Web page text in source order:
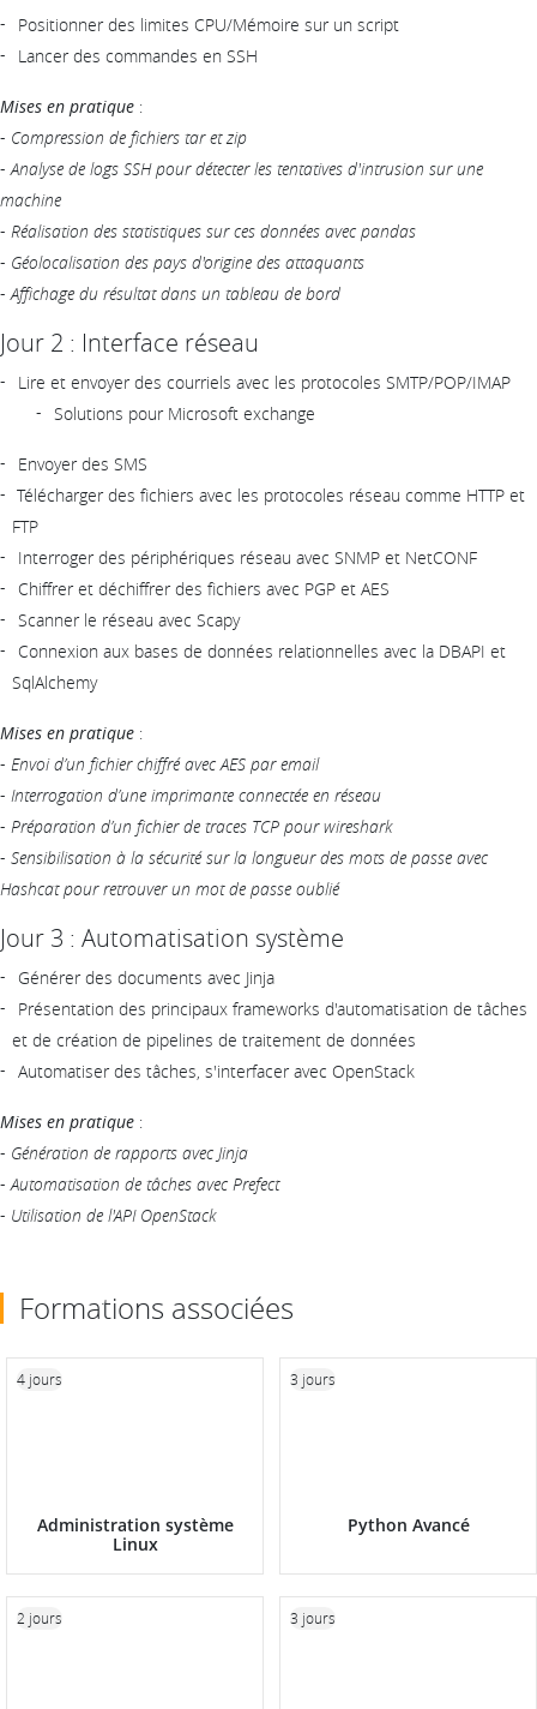
Positionner des limites CPU/Mémoire sur un script
Lancer des commandes en SSH
Mises en pratique :
- Compression de fichiers tar et zip
- Analyse de logs SSH pour détecter les tentatives d'intrusion sur une
machine
- Réalisation des statistiques sur ces données avec pandas
- Géolocalisation des pays d'origine des attaquants
- Affichage du résultat dans un tableau de bord
Jour 2 : Interface réseau
Lire et envoyer des courriels avec les protocoles SMTP/POP/IMAP
Solutions pour Microsoft exchange
Envoyer des SMS
Télécharger des fichiers avec les protocoles réseau comme HTTP et
FTP
Interroger des périphériques réseau avec SNMP et NetCONF
Chiffrer et déchiffrer des fichiers avec PGP et AES
Scanner le réseau avec Scapy
Connexion aux bases de données relationnelles avec la DBAPI et
SqlAlchemy
Mises en pratique :
- Envoi d’un fichier chiffré avec AES par email
- Interrogation d’une imprimante connectée en réseau
- Préparation d’un fichier de traces TCP pour wireshark
- Sensibilisation à la sécurité sur la longueur des mots de passe avec
Hashcat pour retrouver un mot de passe oublié
Jour 3 : Automatisation système
Générer des documents avec Jinja
Présentation des principaux frameworks d'automatisation de tâches
et de création de pipelines de traitement de données
Automatiser des tâches, s'interfacer avec OpenStack
Mises en pratique :
- Génération de rapports avec Jinja
- Automatisation de tâches avec Prefect
- Utilisation de l'API OpenStack
Formations associées
Administration système
Linux
4 jours
Python Avancé
3 jours
2 jours 3 jours